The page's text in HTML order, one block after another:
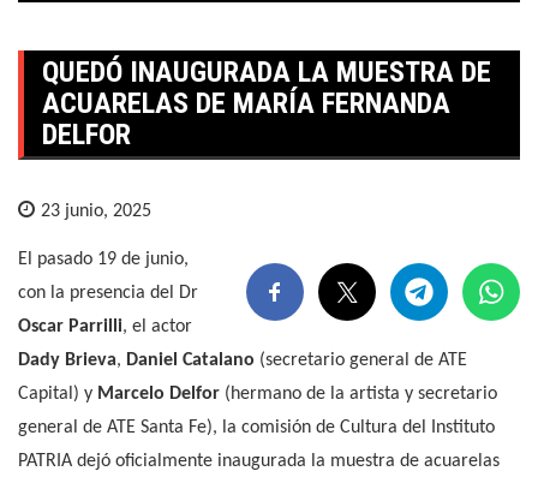
QUEDÓ INAUGURADA LA MUESTRA DE
ACUARELAS DE MARÍA FERNANDA
DELFOR
23 junio, 2025
El pasado 19 de junio,
con la presencia del Dr
Oscar Parrilli, el actor
Dady Brieva, Daniel Catalano (secretario general de ATE
Capital) y Marcelo Delfor (hermano de la artista y secretario
general de ATE Santa Fe), la comisión de Cultura del Instituto
PATRIA dejó oficialmente inaugurada la muestra de acuarelas